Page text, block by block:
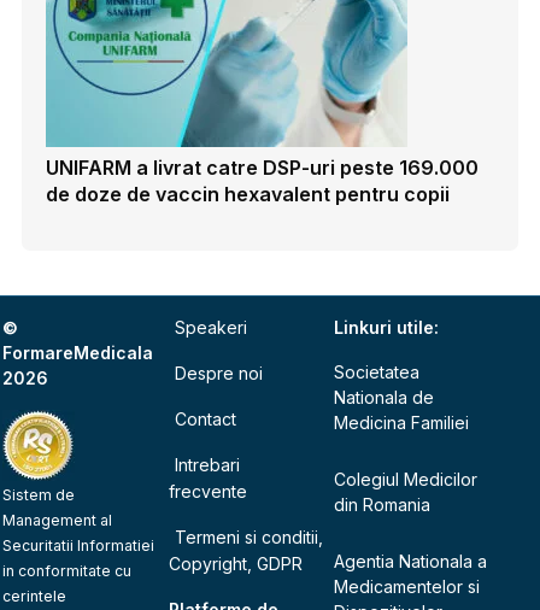
UNIFARM a livrat catre DSP-uri peste 169.000
de doze de vaccin hexavalent pentru copii
©
FormareMedicala
2026
Sistem de
Management al
Securitatii Informatiei
in conformitate cu
cerintele
Speakeri
Despre noi
Contact
Intrebari
frecvente
Termeni si conditii,
Copyright, GDPR
Linkuri utile:
Societatea
Nationala de
Medicina Familiei
Colegiul Medicilor
din Romania
Agentia Nationala a
Medicamentelor si